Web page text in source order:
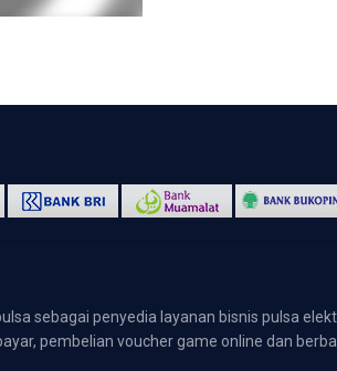
sebagai penyedia layanan bisnis pulsa
pembelian voucher game online dan